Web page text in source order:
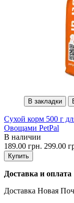
В закладки
Сухой корм 500 г
Овощами PetPal
В наличии
189.00 грн. 299.00
Купить
Доставка и оплата
Доставка Новая